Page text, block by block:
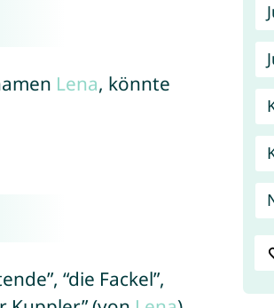
Lena, könnte
“die Fackel”,